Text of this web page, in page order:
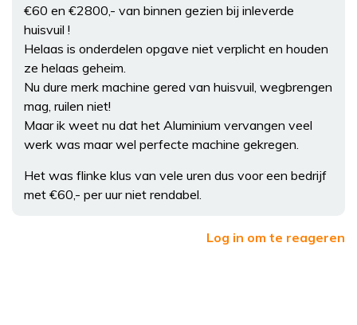
€60 en €2800,- van binnen gezien bij inleverde
huisvuil !
Helaas is onderdelen opgave niet verplicht en houden
ze helaas geheim.
Nu dure merk machine gered van huisvuil, wegbrengen
mag, ruilen niet!
Maar ik weet nu dat het Aluminium vervangen veel
werk was maar wel perfecte machine gekregen.
Het was flinke klus van vele uren dus voor een bedrijf
met €60,- per uur niet rendabel.
Log in om te reageren